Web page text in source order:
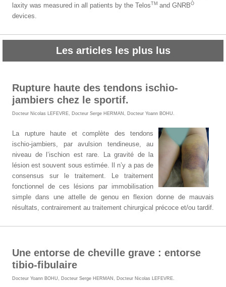
laxity was measured in all patients by the TelosTM and GNRBÒ
devices.
Les articles les plus lus
Rupture haute des tendons ischio-
jambiers chez le sportif.
Docteur Nicolas LEFEVRE Docteur Serge HERMAN Docteur Yoann BOHU
La rupture haute et complète des tendons
ischio-jambiers, par avulsion tendineuse, au
niveau de l’ischion est rare. La gravité de la
lésion est souvent sous estimée. Il n’y a pas de
consensus sur le traitement. Le traitement
fonctionnel de ces lésions par immobilisation
simple dans une attelle de genou en flexion donne de mauvais
résultats, contrairement au traitement chirurgical précoce et/ou tardif.
Une entorse de cheville grave : entorse
tibio-fibulaire
Docteur Yoann BOHU Docteur Serge HERMAN Docteur Nicolas LEFEVRE